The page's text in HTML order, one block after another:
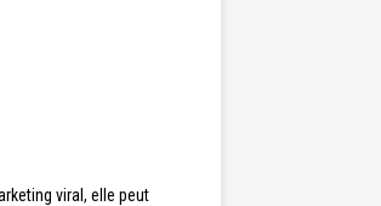
viral, elle peut